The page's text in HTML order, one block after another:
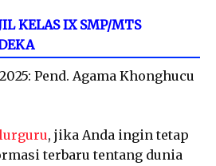
KELAS IX SMP/MTS
Pend. Agama Khonghucu
, jika Anda ingin tetap
terbaru tentang dunia